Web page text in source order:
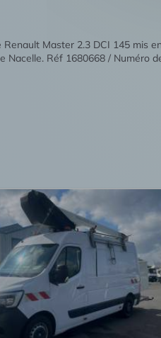
Renault Master 2.3 DCI 145 mis
Nacelle. Réf 1680668 / Numéro